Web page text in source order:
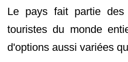
Le pays fait partie
touristes du monde
d'options aussi variées